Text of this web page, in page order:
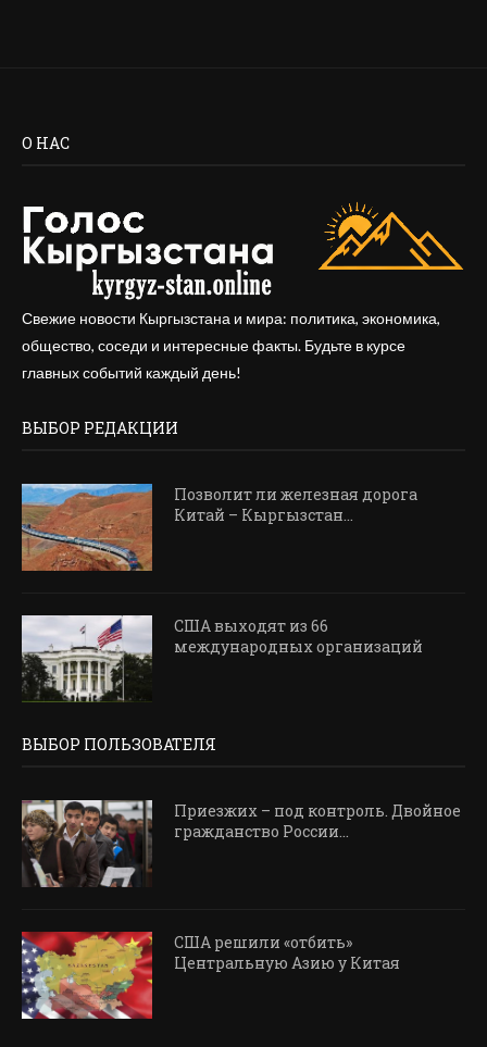
О НАС
Свежие новости Кыргызстана и мира: политика, экономика,
общество, соседи и интересные факты. Будьте в курсе
главных событий каждый день!
ВЫБОР РЕДАКЦИИ
Позволит ли железная дорога
Китай – Кыргызстан...
США выходят из 66
международных организаций
ВЫБОР ПОЛЬЗОВАТЕЛЯ
Приезжих – под контроль. Двойное
гражданство России...
США решили «отбить»
Центральную Азию у Китая